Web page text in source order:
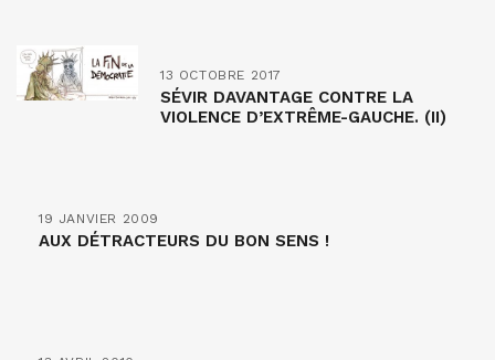
13 OCTOBRE 2017
SÉVIR DAVANTAGE CONTRE LA
VIOLENCE D’EXTRÊME-GAUCHE. (II)
19 JANVIER 2009
AUX DÉTRACTEURS DU BON SENS !